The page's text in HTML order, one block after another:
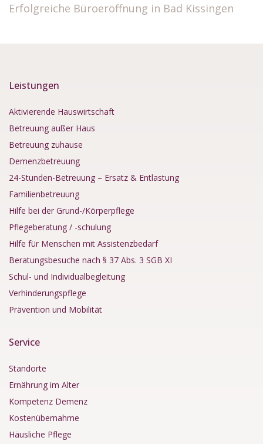
Erfolgreiche Büroeröffnung in Bad Kissingen
Leistungen
Aktivierende Hauswirtschaft
Betreuung außer Haus
Betreuung zuhause
Demenzbetreuung
24-Stunden-Betreuung – Ersatz & Entlastung
Familienbetreuung
Hilfe bei der Grund-/Körperpflege
Pflegeberatung / -schulung
Hilfe für Menschen mit Assistenzbedarf
Beratungsbesuche nach § 37 Abs. 3 SGB XI
Schul- und Individualbegleitung
Verhinderungspflege
Prävention und Mobilität
Service
Standorte
Ernährung im Alter
Kompetenz Demenz
Kostenübernahme
Häusliche Pflege